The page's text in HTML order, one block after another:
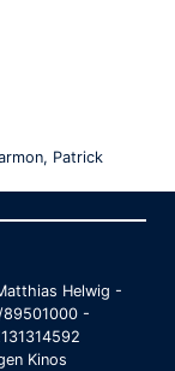
Patrick
Helwig -
89501000 -
Kinos